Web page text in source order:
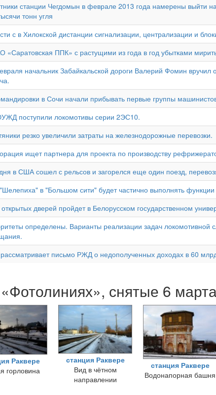
станции Чегдомын в феврале 2013 года намерены выйти на
тонн угля
с в Хилокской дистанции сигнализации, централизации и
«Саратовская ППК» с растущими из года в год убытками
начальник Забайкальской дороги Валерий Фомин
в Сочи начали прибывать первые группы
поступили локомотивы серии 2ЭС10.
резко увеличили затраты на железнодорожные перевозки.
ищет партнера для проекта по производству
в США сошел с рельсов и загорелся еще один поезд,
в "Большом сити" будет частично выполнять функции
дверей пройдет в Белорусском государственном
определены. Варианты реализации задач локомотивной
письмо РЖД о недополученных доходах в 60
снятые 6
Раквере
горловина
станция Раквере
Вид в чётном
направлении
станция Раквере
Водонапорная башня